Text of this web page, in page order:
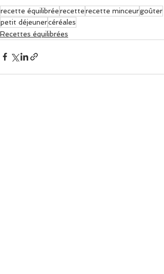
recette équilibréerecetterecette minceurgoûter
petit déjeunercéréales
Recettes équilibrées